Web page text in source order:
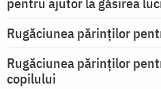
Rugăciunea părinților
Rugăciunea părinților
copilului